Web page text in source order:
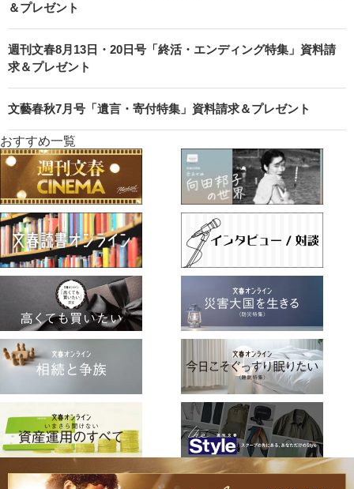
＆プレゼント
週刊文春8月13日・20日号「終活・エンディング特集」資料請
求＆プレゼント
文藝春秋7月号「遺言・寄付特集」資料請求＆プレゼント
おすすめ一覧